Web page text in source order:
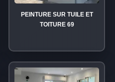
PEINTURE SUR TUILE ET
TOITURE 69